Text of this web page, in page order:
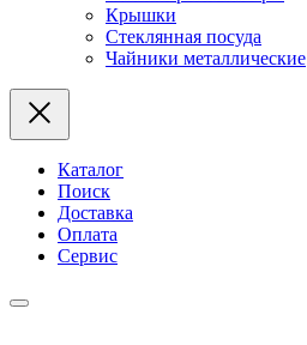
Крышки
Стеклянная посуда
Чайники металлические
Каталог
Поиск
Доставка
Оплата
Сервис